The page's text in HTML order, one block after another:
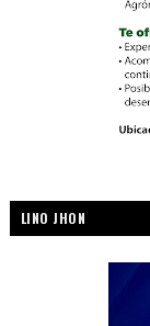
LINO JHON